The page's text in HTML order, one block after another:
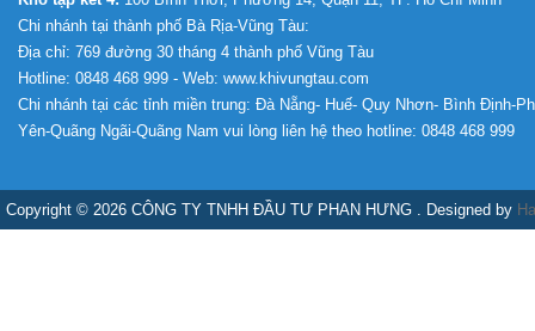
Chi nhánh tại thành phố Bà Rịa-Vũng Tàu:
Địa chỉ: 769 đường 30 tháng 4 thành phố Vũng Tàu
Hotline: 0848 468 999 - Web: www.khivungtau.com
Chi nhánh tại các tỉnh miền trung: Đà Nẵng- Huế- Quy Nhơn- Bình Định-
Yên-Quãng Ngãi-Quãng Nam vui lòng liên hệ theo hotline: 0848 468 999
Copyright © 2026 CÔNG TY TNHH ĐẦU TƯ PHAN HƯNG . Designed by